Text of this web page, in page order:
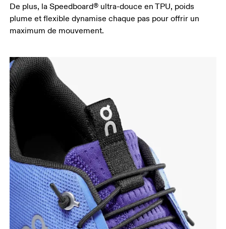
De plus, la Speedboard® ultra-douce en TPU, poids
plume et flexible dynamise chaque pas pour offrir un
maximum de mouvement.